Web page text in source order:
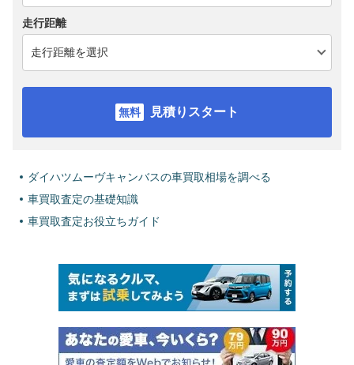
走行距離
見積りスタート
ダイハツムーヴキャンバスの車買取相場を調べる
車買取査定の基礎知識
車買取査定お役立ちガイド